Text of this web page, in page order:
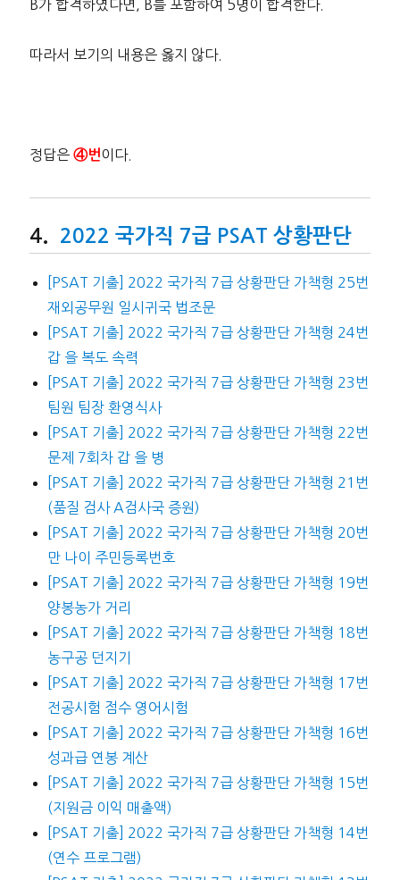
B가 합격하였다면, B를 포함하여 5명이 합격한다.
따라서 보기의 내용은 옳지 않다.
정답은 ④번 이다.
2022 국가직 7급 PSAT 상황판단
[PSAT 기출] 2022 국가직 7급 상황판단 가책형 25번
재외공무원 일시귀국 법조문
[PSAT 기출] 2022 국가직 7급 상황판단 가책형 24번
갑 을 복도 속력
[PSAT 기출] 2022 국가직 7급 상황판단 가책형 23번
팀원 팀장 환영식사
[PSAT 기출] 2022 국가직 7급 상황판단 가책형 22번
문제 7회차 갑 을 병
[PSAT 기출] 2022 국가직 7급 상황판단 가책형 21번
(품질 검사 A검사국 증원)
[PSAT 기출] 2022 국가직 7급 상황판단 가책형 20번
만 나이 주민등록번호
[PSAT 기출] 2022 국가직 7급 상황판단 가책형 19번
양봉농가 거리
[PSAT 기출] 2022 국가직 7급 상황판단 가책형 18번
농구공 던지기
[PSAT 기출] 2022 국가직 7급 상황판단 가책형 17번
전공시험 점수 영어시험
[PSAT 기출] 2022 국가직 7급 상황판단 가책형 16번
성과급 연봉 계산
[PSAT 기출] 2022 국가직 7급 상황판단 가책형 15번
(지원금 이익 매출액)
[PSAT 기출] 2022 국가직 7급 상황판단 가책형 14번
(연수 프로그램)